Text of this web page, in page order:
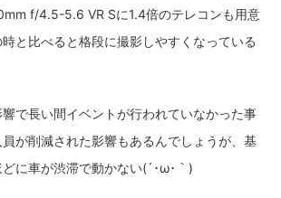
panasonic pc
photo Pocket 3 PS5
X-T2
Xiaomi Pad 6 Xperia1VI
f/4.5-5.6 VR Sに1.4倍のテレコンも用意
と比べると格段に撮影しやすくなっている
で長い間イベントが行われていなかった事
が削減された影響もあるんでしょうが、基
に車が渋滞で動かない(´･ω･｀)